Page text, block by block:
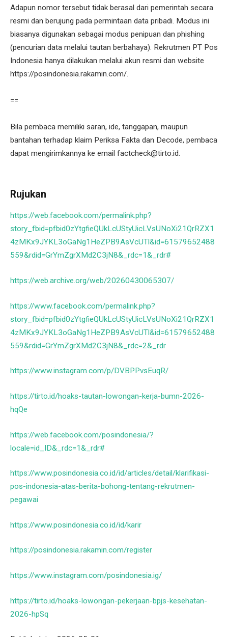
Adapun nomor tersebut tidak berasal dari pemerintah secara
resmi dan berujung pada permintaan data pribadi. Modus ini
biasanya digunakan sebagai modus penipuan dan phishing
(pencurian data melalui tautan berbahaya). Rekrutmen PT Pos
Indonesia hanya dilakukan melalui akun resmi dan website
https://posindonesia.rakamin.com/.
==
Bila pembaca memiliki saran, ide, tanggapan, maupun
bantahan terhadap klaim Periksa Fakta dan Decode, pembaca
dapat mengirimkannya ke email factcheck@tirto.id.
Rujukan
https://web.facebook.com/permalink.php?
story_fbid=pfbid0zYtgfieQUkLcUStyUicLVsUNoXi21QrRZX1
4zMKx9JYKL3oGaNg1HeZPB9AsVcUTl&id=61579652488
559&rdid=GrYmZgrXMd2C3jN8&_rdc=1&_rdr#
https://web.archive.org/web/20260430065307/
https://www.facebook.com/permalink.php?
story_fbid=pfbid0zYtgfieQUkLcUStyUicLVsUNoXi21QrRZX1
4zMKx9JYKL3oGaNg1HeZPB9AsVcUTl&id=61579652488
559&rdid=GrYmZgrXMd2C3jN8&_rdc=2&_rdr
https://www.instagram.com/p/DVBPPvsEuqR/
https://tirto.id/hoaks-tautan-lowongan-kerja-bumn-2026-
hqQe
https://web.facebook.com/posindonesia/?
locale=id_ID&_rdc=1&_rdr#
https://www.posindonesia.co.id/id/articles/detail/klarifikasi-
pos-indonesia-atas-berita-bohong-tentang-rekrutmen-
pegawai
https://www.posindonesia.co.id/id/karir
https://posindonesia.rakamin.com/register
https://www.instagram.com/posindonesia.ig/
https://tirto.id/hoaks-lowongan-pekerjaan-bpjs-kesehatan-
2026-hpSq